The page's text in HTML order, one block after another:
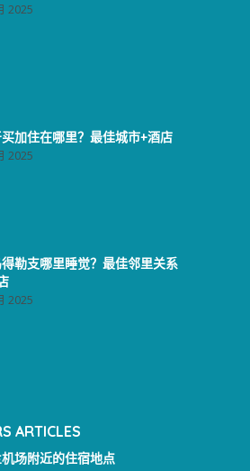
2025
加住在哪里？最佳城市+酒店
2025
勒支哪里睡觉？最佳邻里关系
2025
ARTICLES
场附近的住宿地点